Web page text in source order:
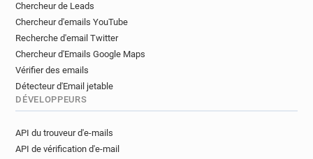
Chercheur de Leads
Chercheur d'emails YouTube
Recherche d'email Twitter
Chercheur d'Emails Google Maps
Vérifier des emails
Détecteur d'Email jetable
DÉVELOPPEURS
API du trouveur d'e-mails
API de vérification d'e-mail